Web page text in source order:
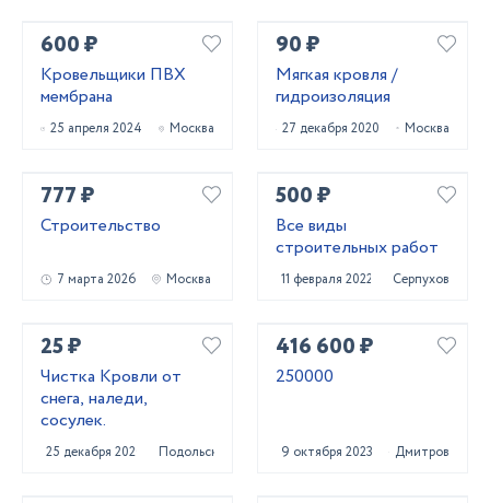
600 ₽
Кровельщики ПВХ
мембрана
25 апреля 2024 Москва
90 ₽
Мягкая кровля /
гидроизоляция
27 декабря 2020 Москва
777 ₽
Строительство
7 марта 2026 Москва
500 ₽
Все виды
строительных работ
11 февраля 2022 Серпухов
25 ₽
Чистка Кровли от
снега, наледи,
сосулек.
25 декабря 2020 Подольск
416 600 ₽
250000
9 октября 2023 Дмитров